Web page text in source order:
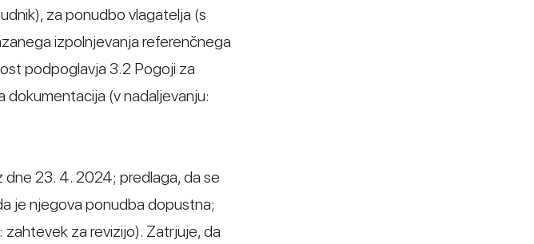
za ponudbo vlagatelja (s
izpolnjevanja referenčnega
podpoglavja 3.2 Pogoji za
(v nadaljevanju:
23. 4. 2024; predlaga, da se
je njegova ponudba dopustna;
za revizijo). Zatrjuje, da